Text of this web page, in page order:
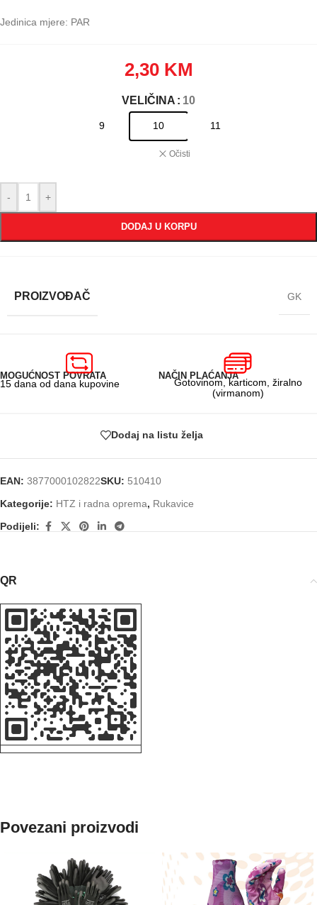
Jedinica mjere: PAR
2,30 KM
VELIČINA : 10
9 10 11
Očisti
- +
DODAJ U KORPU
PROIZVOĐAČ GK
MOGUĆNOST POVRATA
15 dana od dana kupovine
NAČIN PLAĆANJA
Gotovinom, karticom, žiralno
(virmanom)
Dodaj na listu želja
EAN: 3877000102822SKU: 510410
Kategorije: HTZ i radna oprema, Rukavice
Podijeli:
QR
Povezani proizvodi